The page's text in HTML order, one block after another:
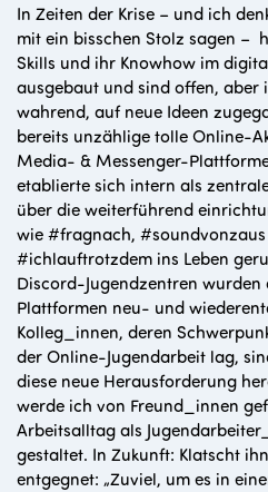
In Zeiten der Krise – und ich
mit ein bisschen Stolz sagen –
Skills und ihr Knowhow im
ausgebaut und sind offen, aber
wahrend, auf neue Ideen
bereits unzählige tolle Online-
Media- & Messenger-
etablierte sich intern als
über die weiterführend
wie #fragnach,
#ichlauftrotzdem ins Leben
Discord-Jugendzentren wurden
Plattformen neu- und
Kolleg_innen, deren
der Online-Jugendarbeit lag,
diese neue Herausforderung
werde ich von Freund_innen
Arbeitsalltag als
gestaltet. In Zukunft: Klatscht
entgegnet: „Zuviel, um es in